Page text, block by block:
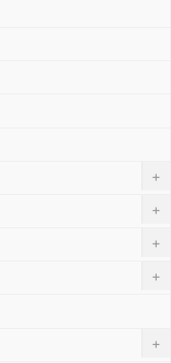
+
+
+
+
+